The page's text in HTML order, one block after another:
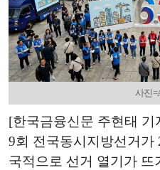
사진
[한국금융신문 주현태 기
9회 전국동시지방선거가
국적으로 선거 열기가 뜨